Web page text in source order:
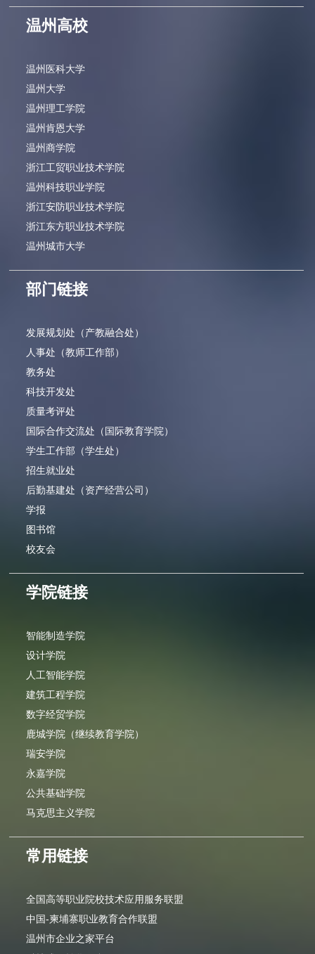
温州高校
温州医科大学
温州大学
温州理工学院
温州肯恩大学
温州商学院
浙江工贸职业技术学院
温州科技职业学院
浙江安防职业技术学院
浙江东方职业技术学院
温州城市大学
部门链接
发展规划处（产教融合处）
人事处（教师工作部）
教务处
科技开发处
质量考评处
国际合作交流处（国际教育学院）
学生工作部（学生处）
招生就业处
后勤基建处（资产经营公司）
学报
图书馆
校友会
学院链接
智能制造学院
设计学院
人工智能学院
建筑工程学院
数字经贸学院
鹿城学院（继续教育学院）
瑞安学院
永嘉学院
公共基础学院
马克思主义学院
常用链接
全国高等职业院校技术应用服务联盟
中国-柬埔寨职业教育合作联盟
温州市企业之家平台